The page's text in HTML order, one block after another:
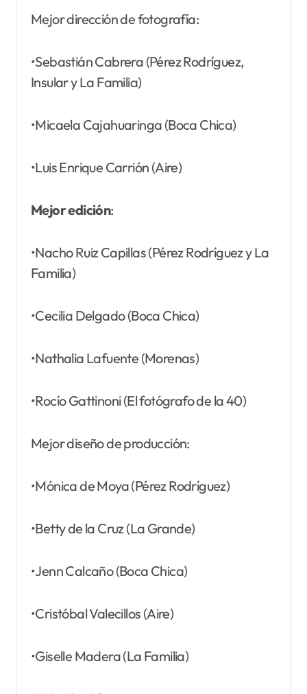
Mejor dirección de fotografía:
•Sebastián Cabrera (Pérez Rodríguez,
Insular y La Familia)
•Micaela Cajahuaringa (Boca Chica)
•Luis Enrique Carrión (Aire)
Mejor edición:
•Nacho Ruiz Capillas (Pérez Rodríguez y La
Familia)
•Cecilia Delgado (Boca Chica)
•Nathalia Lafuente (Morenas)
•Rocío Gattinoni (El fotógrafo de la 40)
Mejor diseño de producción:
•Mónica de Moya (Pérez Rodríguez)
•Betty de la Cruz (La Grande)
•Jenn Calcaño (Boca Chica)
•Cristóbal Valecillos (Aire)
•Giselle Madera (La Familia)